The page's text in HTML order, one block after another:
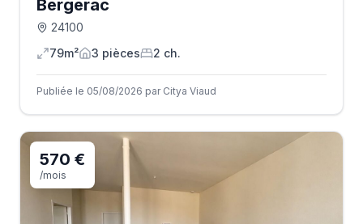
Bergerac
24100
79m²
3 pièces 2 ch.
Publiée le 05/08/2026 par Citya Viaud
570 €
/mois